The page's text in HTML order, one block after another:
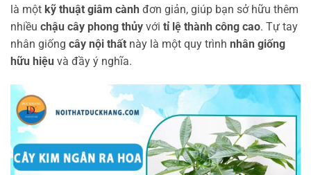
là một kỹ thuật giâm cành đơn giản, giúp bạn sở hữu thêm
nhiều chậu cây phong thủy với tỉ lệ thành công cao. Tự tay
nhân giống cây nội thất này là một quy trình nhân giống
hữu hiệu và đầy ý nghĩa.